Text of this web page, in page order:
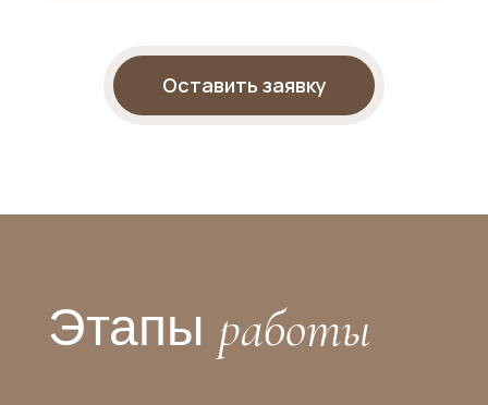
Оставить заявку
Этапы работы